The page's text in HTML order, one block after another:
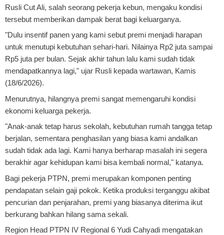
Rusli Cut Ali, salah seorang pekerja kebun, mengaku kondisi
tersebut memberikan dampak berat bagi keluarganya.
"Dulu insentif panen yang kami sebut premi menjadi harapan
untuk menutupi kebutuhan sehari-hari. Nilainya Rp2 juta sampai
Rp5 juta per bulan. Sejak akhir tahun lalu kami sudah tidak
mendapatkannya lagi," ujar Rusli kepada wartawan, Kamis
(18/6/2026).
Menurutnya, hilangnya premi sangat memengaruhi kondisi
ekonomi keluarga pekerja.
"Anak-anak tetap harus sekolah, kebutuhan rumah tangga tetap
berjalan, sementara penghasilan yang biasa kami andalkan
sudah tidak ada lagi. Kami hanya berharap masalah ini segera
berakhir agar kehidupan kami bisa kembali normal," katanya.
Bagi pekerja PTPN, premi merupakan komponen penting
pendapatan selain gaji pokok. Ketika produksi terganggu akibat
pencurian dan penjarahan, premi yang biasanya diterima ikut
berkurang bahkan hilang sama sekali.
Region Head PTPN IV Regional 6 Yudi Cahyadi mengatakan